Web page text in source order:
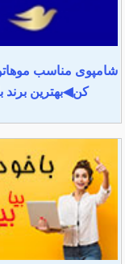
شامپوی مناسب موهاتو
کن◀بهترین برند